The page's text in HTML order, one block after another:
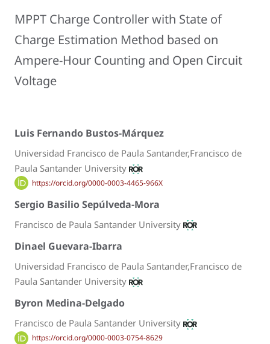
MPPT Charge Controller with State of
Charge Estimation Method based on
Ampere-Hour Counting and Open Circuit
Voltage
Luis Fernando Bustos-Márquez
Universidad Francisco de Paula Santander,Francisco de
Paula Santander University
https://orcid.org/0000-0003-4465-966X
Sergio Basilio Sepúlveda-Mora
Francisco de Paula Santander University
Dinael Guevara-Ibarra
Universidad Francisco de Paula Santander,Francisco de
Paula Santander University
Byron Medina-Delgado
Francisco de Paula Santander University
https://orcid.org/0000-0003-0754-8629